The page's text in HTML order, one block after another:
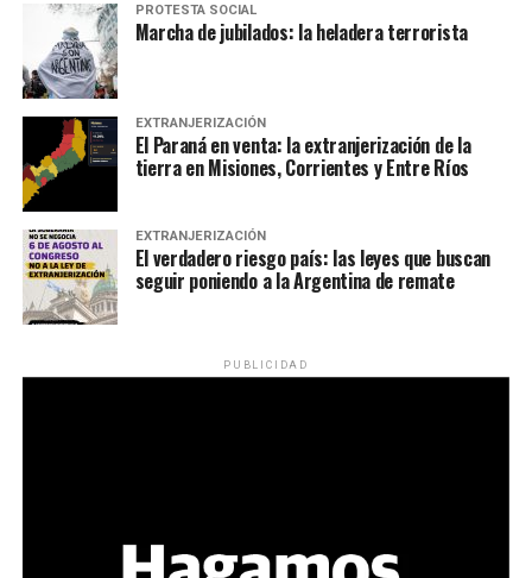
PROTESTA SOCIAL
Marcha de jubilados: la heladera terrorista
EXTRANJERIZACIÓN
El Paraná en venta: la extranjerización de la
tierra en Misiones, Corrientes y Entre Ríos
EXTRANJERIZACIÓN
El verdadero riesgo país: las leyes que buscan
seguir poniendo a la Argentina de remate
PUBLICIDAD